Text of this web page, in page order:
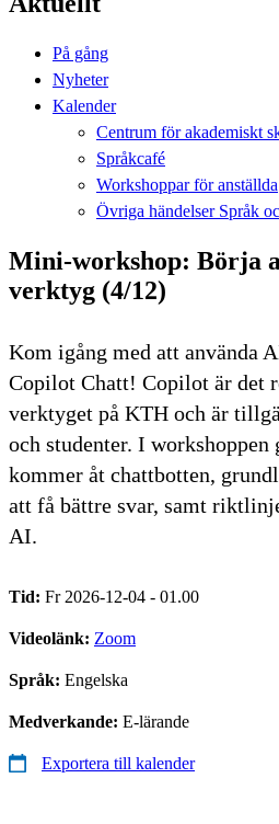
På gång
Nyheter
Kalender
Centrum för akademiskt
Språkcafé
Workshoppar för anställda
Övriga händelser Språk
Mini-workshop: Börja
verktyg (4/12)
Kom igång med att använda
Copilot Chatt! Copilot är det
verktyget på KTH och är
och studenter. I workshoppen
kommer åt chattbotten,
att få bättre svar, samt
AI.
Tid: Fr 2026-12-04 - 01.00
Videolänk: Zoom
Språk: Engelska
Medverkande: E-lärande
Exportera till kalender